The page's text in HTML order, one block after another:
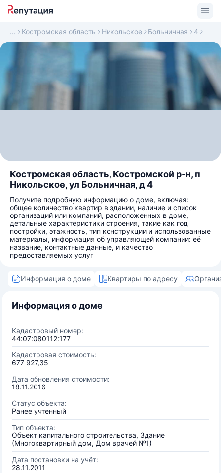
Костромская область Никольское Больничная 4
Костромская область, Костромской р-н, п
Никольское, ул Больничная, д 4
Получите подробную информацию о доме, включая:
общее количество квартир в здании, наличие и список
организаций или компаний, расположенных в доме,
детальные характеристики строения, такие как год
постройки, этажность, тип конструкции и использованные
материалы, информация об управляющей компании: её
название, контактные данные, и качество
предоставляемых услуг
Информация о доме Квартиры по адресу
Информация о доме
Кадастровый номер:
44:07:080112:177
Кадастровая стоимость:
677 927,35
Дата обновления стоимости:
18.11.2016
Статус объекта:
Ранее учтенный
Тип объекта:
Объект капитального строительства, Здание
(Многоквартирный дом, Дом врачей №1)
Дата постановки на учёт:
28.11.2011